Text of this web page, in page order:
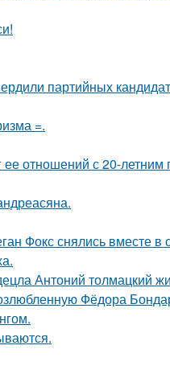
партийных
=.
отношений с 20-
Фокс снялись вместе
Антоний толмацкий
Фёдора